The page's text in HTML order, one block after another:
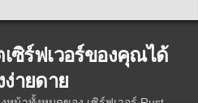
ซิร์ฟเวอร์ของคุณได้
ง่ายดาย